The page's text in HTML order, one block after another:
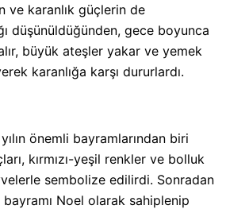
ve karanlık güçlerin de
düşünüldüğünden, gece boyunca
büyük ateşler yakar ve yemek
karanlığa karşı dururlardı.
önemli bayramlarından biri
kırmızı-yeşil renkler ve bolluk
sembolize edilirdi. Sonradan
Noel olarak sahiplenip